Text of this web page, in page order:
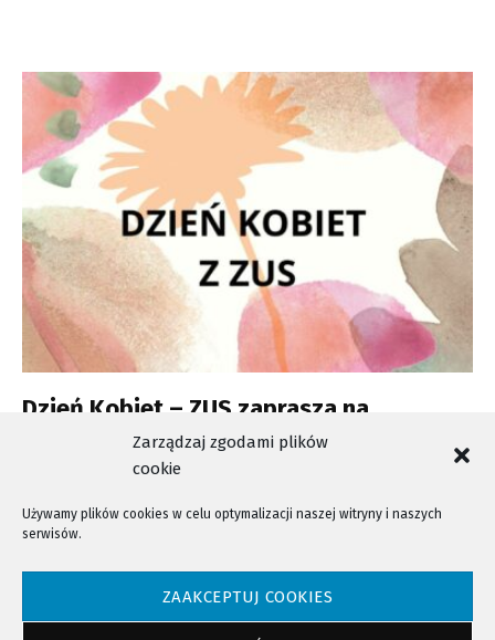
Zarządzaj zgodami plików
cookie
Używamy plików cookies w celu optymalizacji naszej witryny i naszych
serwisów.
ZAAKCEPTUJ COOKIES
Dzień Kobiet – ZUS zaprasza na
telefoniczne konsultacje ekspertów
NTV - Nasza Telewizja Sądecka © 2023 Wszystkie prawa zastrzeżone!